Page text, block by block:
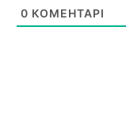
0 КОМЕНТАРІ